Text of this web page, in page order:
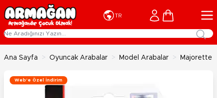
İçeriğe geç
TR Cart
Ana Sayfa > Oyuncak Arabalar > Model Arabalar > Majorette
Web'e Özel İndirim